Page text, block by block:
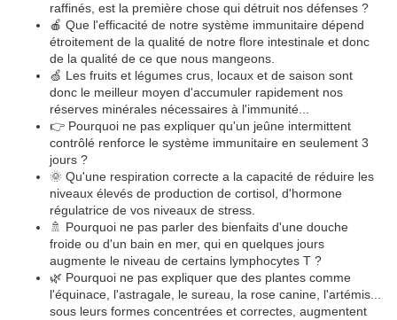
raffinés, est la première chose qui détruit nos défenses ?
🍎 Que l'efficacité de notre système immunitaire dépend
étroitement de la qualité de notre flore intestinale et donc
de la qualité de ce que nous mangeons.
🍏 Les fruits et légumes crus, locaux et de saison sont
donc le meilleur moyen d'accumuler rapidement nos
réserves minérales nécessaires à l'immunité...
👉 Pourquoi ne pas expliquer qu'un jeûne intermittent
contrôlé renforce le système immunitaire en seulement 3
jours ?
🌞 Qu'une respiration correcte a la capacité de réduire les
niveaux élevés de production de cortisol, d'hormone
régulatrice de vos niveaux de stress.
🚿 Pourquoi ne pas parler des bienfaits d'une douche
froide ou d'un bain en mer, qui en quelques jours
augmente le niveau de certains lymphocytes T ?
🌿 Pourquoi ne pas expliquer que des plantes comme
l'équinace, l'astragale, le sureau, la rose canine, l'artémis...
sous leurs formes concentrées et correctes, augmentent